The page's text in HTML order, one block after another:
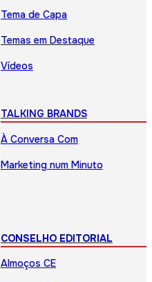
Tema de Capa
Temas em Destaque
Vídeos
TALKING BRANDS
À Conversa Com
Marketing num Minuto
CONSELHO EDITORIAL
Almoços CE